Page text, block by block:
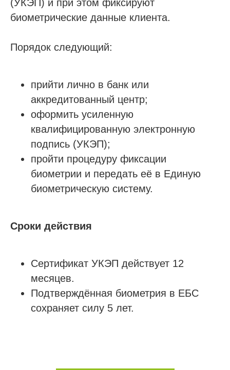
(УКЭП) и при этом фиксируют
биометрические данные клиента.
Порядок следующий:
прийти лично в банк или
аккредитованный центр;
оформить усиленную
квалифицированную электронную
подпись (УКЭП);
пройти процедуру фиксации
биометрии и передать её в Единую
биометрическую систему.
Сроки действия
Сертификат УКЭП действует 12
месяцев.
Подтверждённая биометрия в ЕБС
сохраняет силу 5 лет.
Напишите нам в мессенджер
Строительно-монтажные СРО
Специалисты НРС для СРО
Независимая оценка квалификации (НОК)
Покупка готовой компании (ООО)
Продажа готовой компании (ООО)
Проспект Обуховской обороны, д.271, лит.
«А», БЦ «Обуховъ-центр», оф. 1109
Сообщество в Telegram
@sro_nostroy_nopriz1